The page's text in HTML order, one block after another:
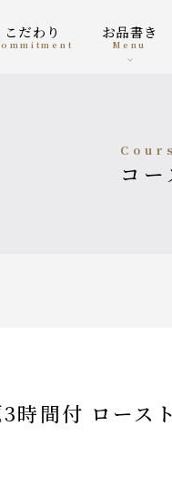
こだわり
Commitment
お品書き
menu
コ